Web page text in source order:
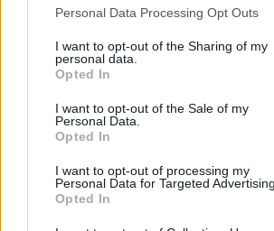
Personal Data Processing Opt Outs
I want to opt-out of the Sharing of my
personal data.
Opted In
I want to opt-out of the Sale of my
Personal Data.
Opted In
I want to opt-out of processing my
Personal Data for Targeted Advertising.
Opted In
készült a holland
sétány
Így vált Hollandia
napenergia-
Greendex Szemle